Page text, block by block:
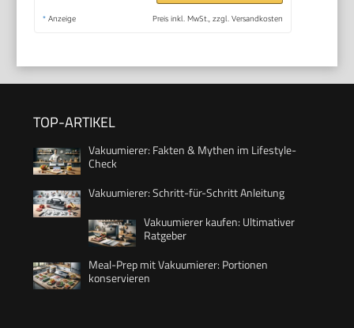
* Anzeige Preis inkl. MwSt., zzgl. Versandkosten
TOP-ARTIKEL
Vakuumierer: Fakten & Mythen im Lifestyle-
Check
Vakuumierer: Schritt-für-Schritt Anleitung
Vakuumierer kaufen: Ultimativer
Ratgeber
Meal-Prep mit Vakuumierer: Portionen
konservieren